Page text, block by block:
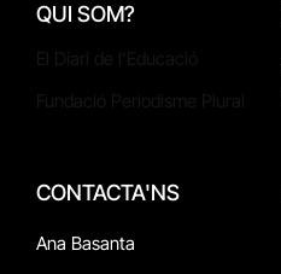
QUI SOM?
CONTACTA'NS
Ana Basanta